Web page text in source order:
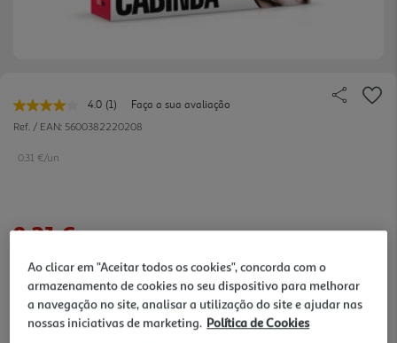
4.0 Leu
uma
(1)
Faça a sua avaliação
Ref. / EAN: 5600382220208
0.31 €/un
9,21 €
Notas de preparação
Ao clicar em "Aceitar todos os cookies", concorda com o
armazenamento de cookies no seu dispositivo para melhorar
a navegação no site, analisar a utilização do site e ajudar nas
nossas iniciativas de marketing. Política de Cookies